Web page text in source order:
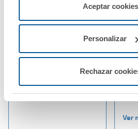
configurarlas usando el botón
Aceptar cookies
Personalizar
Rechazar
La Fundación A.M.A.
convoca sus XVIII
Premios Científicos
Ver noticia
La
por
año
Ver